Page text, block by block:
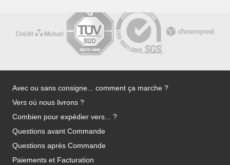
Avec ou sans consigne... comment ça marche ?
Vers où nous livrons ?
Combien pour expédier vers... ?
Questions avant Commande
Questions après Commande
Paiements et Facturation